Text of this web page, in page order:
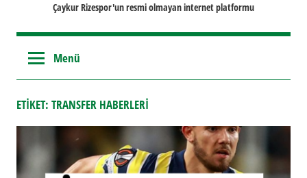
Çaykur Rizespor'un resmi olmayan internet platformu
Menü
ETIKET: TRANSFER HABERLERI